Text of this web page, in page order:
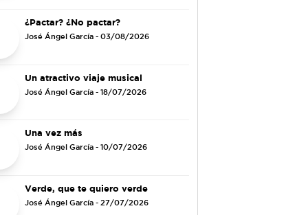
¿Pactar? ¿No pactar?
José Ángel García- 03/08/2026
Un atractivo viaje musical
José Ángel García- 18/07/2026
Una vez más
José Ángel García- 10/07/2026
Verde, que te quiero verde
José Ángel García- 27/07/2026